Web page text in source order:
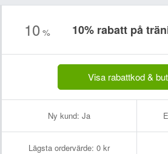
10 % 10% rabatt på
Visa rabattkod &
Ny kund: Ja
Lägsta ordervärde: 0 kr